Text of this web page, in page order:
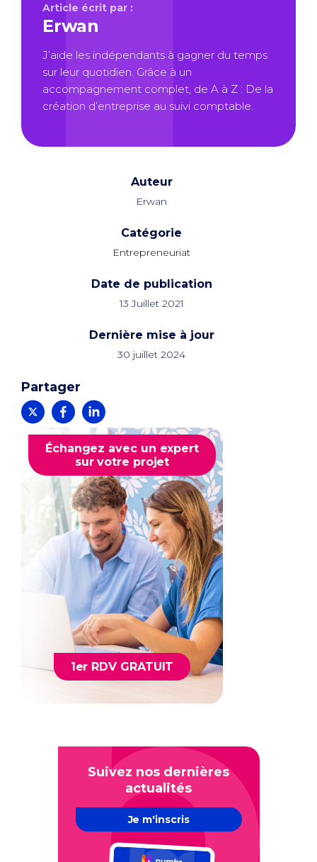
Article écrit par :
Erwan
J’aide les indépendants à gagner du temps
sur leur quotidien. Grâce à un
accompagnement complet, de A à Z : De la
création d’entreprise au suivi comptable.
Auteur
Erwan
Catégorie
Entrepreneuriat
Date de publication
13 Juillet 2021
Dernière mise à jour
30 juillet 2024
Partager
Échangez avec un expert
sur votre projet
1er RDV GRATUIT
Suivez nos dernières
actualités
Je m'inscris